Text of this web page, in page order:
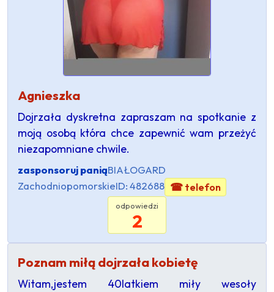
Agnieszka
Dojrzała dyskretna zapraszam na spotkanie z
moją osobą która chce zapewnić wam przeżyć
niezapomniane chwile.
zasponsoruj paniąBIAŁOGARD
ZachodniopomorskieID: 482688 ☎ telefon
odpowiedzi
2
Poznam miłą dojrzała kobietę
Witam,jestem 40latkiem miły wesoły